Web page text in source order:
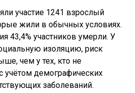
участие 1241 взрослый
жили в обычных условиях.
43,4% участников умерли. У
изоляцию, риск
чем у тех, кто не
учётом демографических
заболеваний.